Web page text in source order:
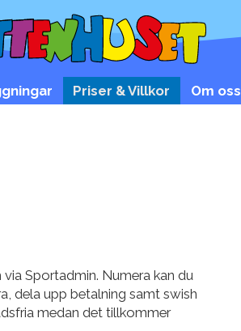
Priser & Villkor Om oss
Sportadmin. Numera kan du
dela upp betalning samt swish
medan det tillkommer